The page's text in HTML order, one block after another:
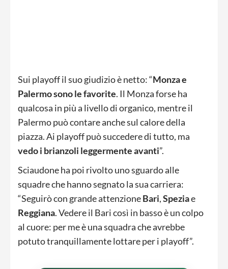
Sui playoff il suo giudizio è netto: “Monza e
Palermo sono le favorite. Il Monza forse ha
qualcosa in più a livello di organico, mentre il
Palermo può contare anche sul calore della
piazza. Ai playoff può succedere di tutto, ma
vedo i brianzoli leggermente avanti”.
Sciaudone ha poi rivolto uno sguardo alle
squadre che hanno segnato la sua carriera:
“Seguirò con grande attenzioneBari,Speziae
Reggiana. Vedere il Bari così in basso è un colpo
al cuore: per me è una squadra che avrebbe
potuto tranquillamente lottare per i playoff”.